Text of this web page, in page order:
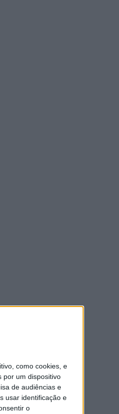
como cookies, e
por um dispositivo
de audiências e
usar identificação e
o